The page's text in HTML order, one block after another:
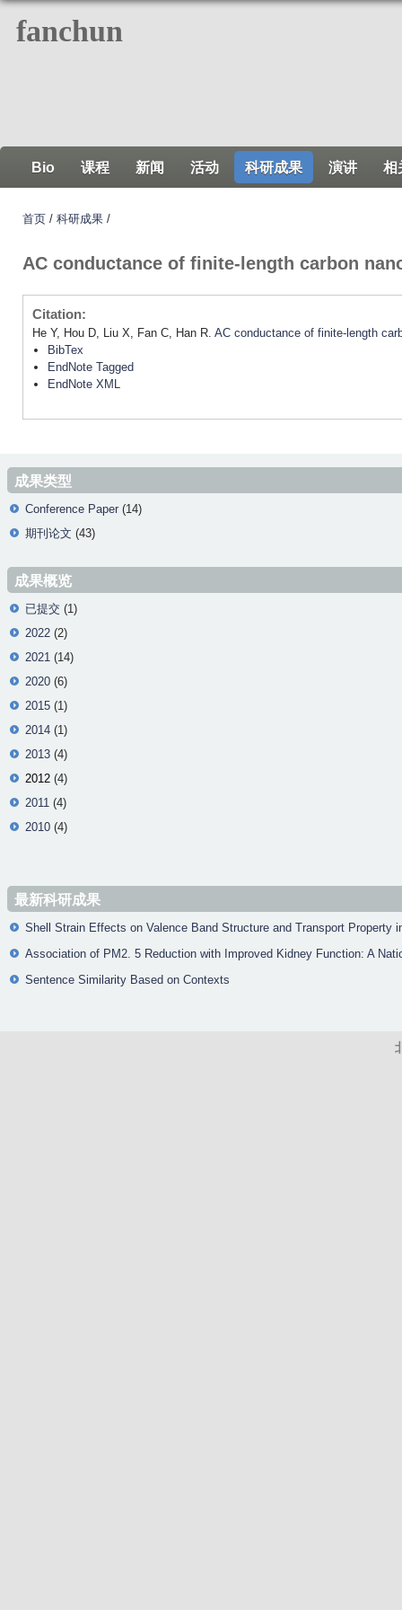
主
要
分
fanchun
Bio 课程 新闻 活动 科研成果 演讲 相
首页 / 科研成果 /
AC conductance of finite-length carbon
Citation:
He Y, Hou D, Liu X, Fan C, Han R. AC conductance of finite-length
BibTex
EndNote Tagged
EndNote XML
成果类型
Conference Paper (14)
期刊论文 (43)
成果概览
已提交 (1)
2022 (2)
2021 (14)
2020 (6)
2015 (1)
2014 (1)
2013 (4)
2012 (4)
2011 (4)
2010 (4)
最新科研成果
Shell Strain Effects on Valence Band Structure and Transport Property
Association of PM2. 5 Reduction with Improved Kidney Function: A
Sentence Similarity Based on Contexts